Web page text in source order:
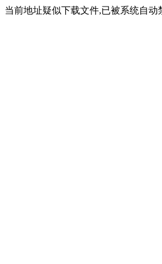
当前地址疑似下载文件,已被系统自